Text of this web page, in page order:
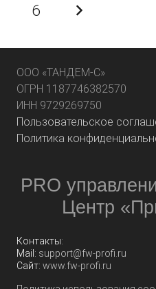
6
ООО «ТАНДЕМ-С»
ОГРН 1187746382570
ИНН 9729269750
Пользовательское
Политика
PRO
Центр
Контакты:
Mail: support@fw-profi.ru
Сайт: www.fw-profi.ru